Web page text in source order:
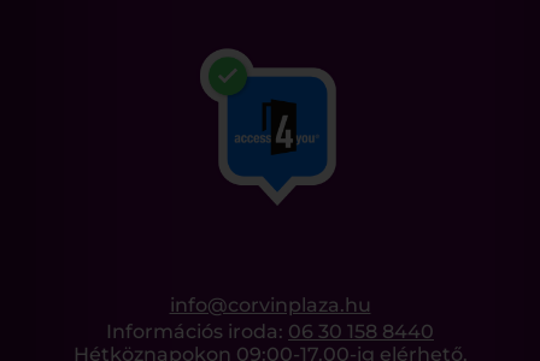
info@corvinplaza.hu
Információs iroda: 06 30 158 8440
Hétköznapokon 09:00-17.00-ig elérhető.